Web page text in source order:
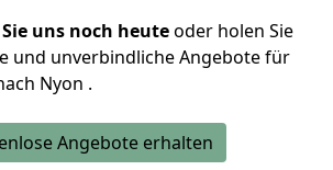
uns noch heuteoder holen Sie
und unverbindliche Angebote für
Nyon .
Angebote erhalten